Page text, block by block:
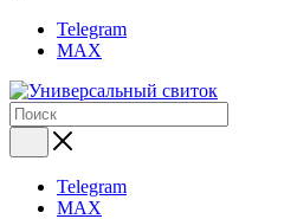
Telegram
MAX
Telegram
MAX